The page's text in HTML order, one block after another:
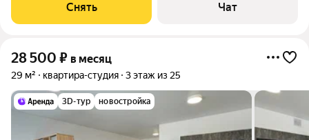
Снять Чат
28 500 ₽ в месяц
29 м² квартира-студия 3 этаж из 25
3D-тур новостройка